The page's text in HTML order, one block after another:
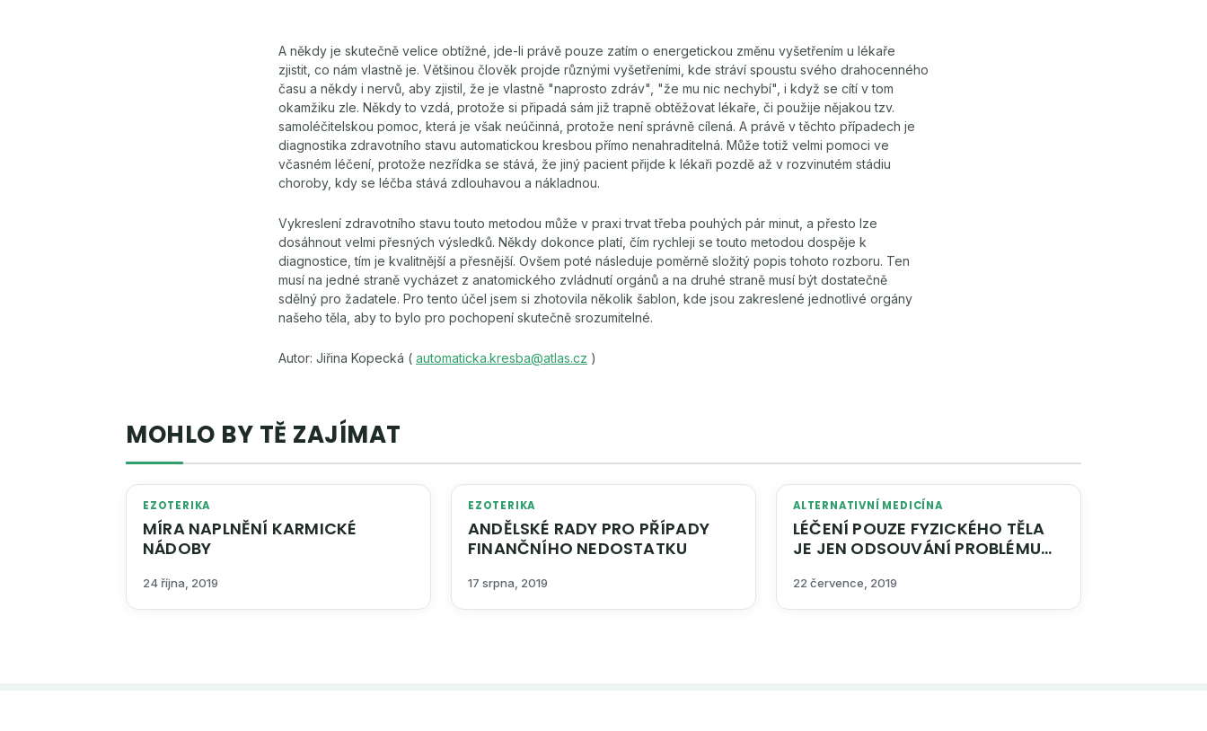
A někdy je skutečně velice obtížné, jde-li právě pouze zatím o energetickou změnu vyšetřením u lékaře
zjistit, co nám vlastně je. Většinou člověk projde různými vyšetřeními, kde stráví spoustu svého drahocenného
času a někdy i nervů, aby zjistil, že je vlastně "naprosto zdráv", "že mu nic nechybí", i když se cítí v tom
okamžiku zle. Někdy to vzdá, protože si připadá sám již trapně obtěžovat lékaře, či použije nějakou tzv.
samoléčitelskou pomoc, která je však neúčinná, protože není správně cílená. A právě v těchto případech je
diagnostika zdravotního stavu automatickou kresbou přímo nenahraditelná. Může totiž velmi pomoci ve
včasném léčení, protože nezřídka se stává, že jiný pacient přijde k lékaři pozdě až v rozvinutém stádiu
choroby, kdy se léčba stává zdlouhavou a nákladnou.
Vykreslení zdravotního stavu touto metodou může v praxi trvat třeba pouhých pár minut, a přesto lze
dosáhnout velmi přesných výsledků. Někdy dokonce platí, čím rychleji se touto metodou dospěje k
diagnostice, tím je kvalitnější a přesnější. Ovšem poté následuje poměrně složitý popis tohoto rozboru. Ten
musí na jedné straně vycházet z anatomického zvládnutí orgánů a na druhé straně musí být dostatečně
sdělný pro žadatele. Pro tento účel jsem si zhotovila několik šablon, kde jsou zakreslené jednotlivé orgány
našeho těla, aby to bylo pro pochopení skutečně srozumitelné.
Autor: Jiřina Kopecká ( automaticka.kresba@atlas.cz )
MOHLO BY TĚ ZAJÍMAT
EZOTERIKA
MÍRA NAPLNĚNÍ KARMICKÉ
NÁDOBY
24 října, 2019
EZOTERIKA
ANDĚLSKÉ RADY PRO PŘÍPADY
FINANČNÍHO NEDOSTATKU
17 srpna, 2019
ALTERNATIVNÍ MEDICÍNA
LÉČENÍ POUZE FYZICKÉHO TĚLA
JE JEN ODSOUVÁNÍ PROBLÉMU
22 července, 2019